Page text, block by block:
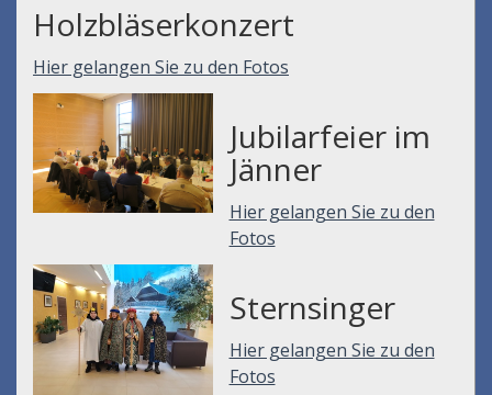
Holzbläserkonzert
Hier gelangen Sie zu den Fotos
Jubilarfeier im
Jänner
Hier gelangen Sie zu den
Fotos
Sternsinger
Hier gelangen Sie zu den
Fotos